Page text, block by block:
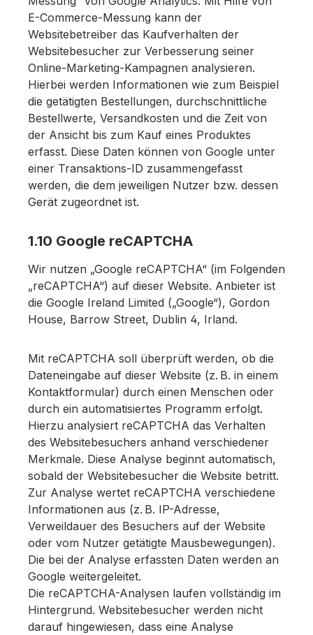
E-Commerce-Messung kann der
Websitebetreiber das Kaufverhalten der
Websitebesucher zur Verbesserung seiner
Online-Marketing-Kampagnen analysieren.
Hierbei werden Informationen wie zum Beispiel
die getätigten Bestellungen, durchschnittliche
Bestellwerte, Versandkosten und die Zeit von
der Ansicht bis zum Kauf eines Produktes
erfasst. Diese Daten können von Google unter
einer Transaktions-ID zusammengefasst
werden, die dem jeweiligen Nutzer bzw. dessen
Gerät zugeordnet ist.
1.10 Google reCAPTCHA
Wir nutzen „Google reCAPTCHA“ (im Folgenden
„reCAPTCHA“) auf dieser Website. Anbieter ist
die Google Ireland Limited („Google“), Gordon
House, Barrow Street, Dublin 4, Irland.
Mit reCAPTCHA soll überprüft werden, ob die
Dateneingabe auf dieser Website (z. B. in einem
Kontaktformular) durch einen Menschen oder
durch ein automatisiertes Programm erfolgt.
Hierzu analysiert reCAPTCHA das Verhalten
des Websitebesuchers anhand verschiedener
Merkmale. Diese Analyse beginnt automatisch,
sobald der Websitebesucher die Website betritt.
Zur Analyse wertet reCAPTCHA verschiedene
Informationen aus (z. B. IP-Adresse,
Verweildauer des Besuchers auf der Website
oder vom Nutzer getätigte Mausbewegungen).
Die bei der Analyse erfassten Daten werden an
Google weitergeleitet.
Die reCAPTCHA-Analysen laufen vollständig im
Hintergrund. Websitebesucher werden nicht
darauf hingewiesen, dass eine Analyse